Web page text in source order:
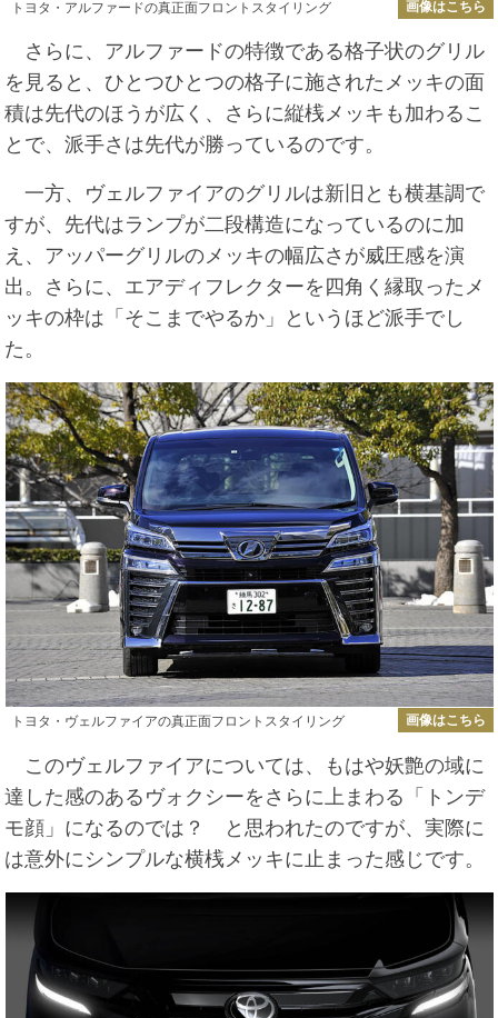
トヨタ・アルファードの真正面フロントスタイリング 画像はこちら
さらに、アルファードの特徴である格子状のグリル
を見ると、ひとつひとつの格子に施されたメッキの面
積は先代のほうが広く、さらに縦桟メッキも加わるこ
とで、派手さは先代が勝っているのです。
一方、ヴェルファイアのグリルは新旧とも横基調で
すが、先代はランプが二段構造になっているのに加
え、アッパーグリルのメッキの幅広さが威圧感を演
出。さらに、エアディフレクターを四角く縁取ったメ
ッキの枠は「そこまでやるか」というほど派手でし
た。
トヨタ・ヴェルファイアの真正面フロントスタイリング 画像はこちら
このヴェルファイアについては、もはや妖艶の域に
達した感のあるヴォクシーをさらに上まわる「トンデ
モ顔」になるのでは？ と思われたのですが、実際に
は意外にシンプルな横桟メッキに止まった感じです。